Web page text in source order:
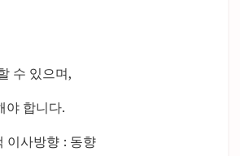
수 있으며,
야 합니다.
이사방향 : 동향